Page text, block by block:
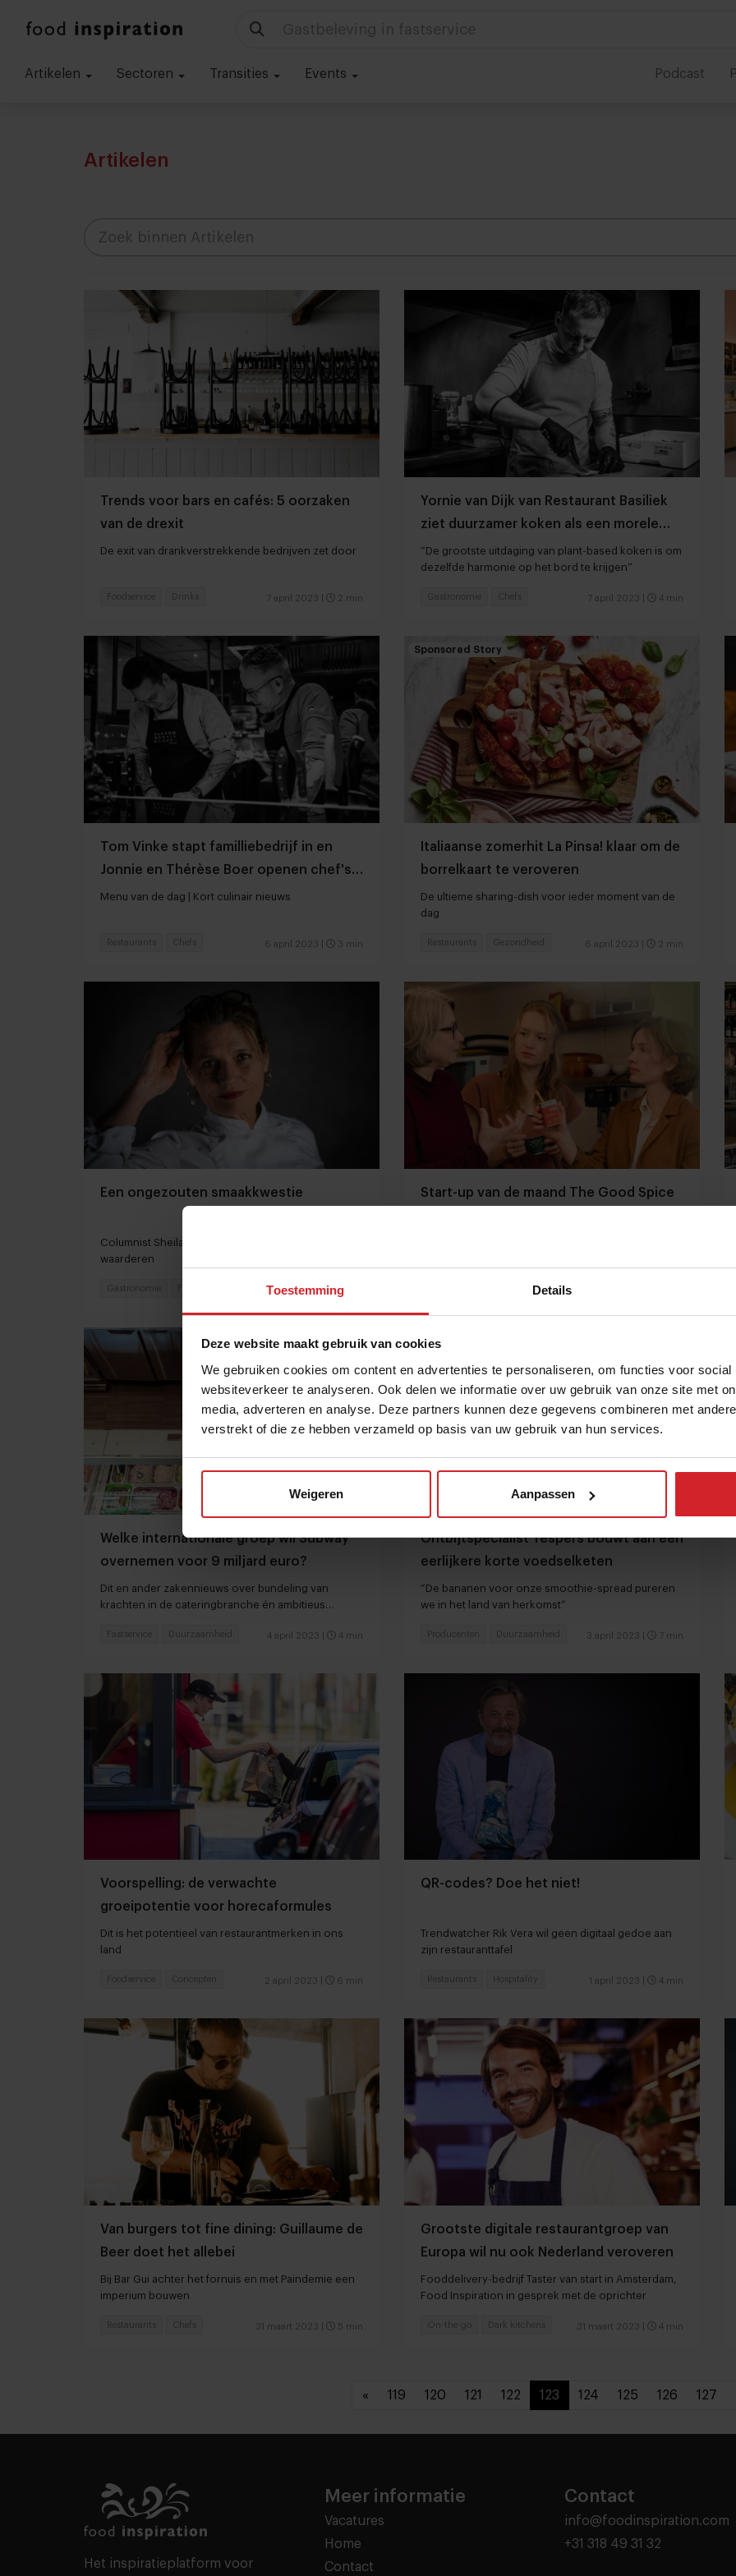
Toestemming Details
Deze website maakt gebruik van cookies
We gebruiken cookies om content en advertenties te personaliseren, om functies voor social
websiteverkeer te analyseren. Ook delen we informatie over uw gebruik van onze site met
media, adverteren en analyse. Deze partners kunnen deze gegevens combineren met
verstrekt of die ze hebben verzameld op basis van uw gebruik van hun services.
Weigeren Aanpassen
Technologie in foodservice
Artikelen Sectoren Transities Events Podcast
Artikelen
Trends voor bars en cafés: 5 oorzaken
van de drexit
De exit van drankverstrekkende bedrijven zet door
7 april 2023 2 min
Foodservice Drinks
Yornie van Dijk van Restaurant Basiliek
ziet duurzamer koken als een morele
plicht
“De grootste uitdaging van plant-based koken is om
dezelfde harmonie op het bord te krijgen”
7 april 2023 4 min
Gastronomie Chefs
Tom Vinke stapt familliebedrijf in en
Jonnie en Thérèse Boer openen chef's
table concept
Menu van de dag | Kort culinair nieuws
6 april 2023 3 min
Restaurants Chefs
Sponsored Story
Italiaanse zomerhit La Pinsa! klaar om de
borrelkaart te veroveren
De ultieme sharing-dish voor ieder moment van de
dag
6 april 2023 2 min
Restaurants Gezondheid
Een ongezouten smaakkwestie
Columnist Sheila Struyck leert de zoutmolen op tafel
waarderen
5 april 2023| 5 min
Gastronomie
Start-up van de maand The Good Spice
Welke internationale groep wil Subway
overnemen voor 9 miljard euro?
Dit en ander zakennieuws over bundeling van
krachten in de cateringbranche én ambitieus
4 april 2023 4 min
Fastservice Duurzaamheid
Ontbijtspecialist Yespers bouwt aan een
eerlijkere korte voedselketen
“De bananen voor onze smoothie-spread pureren
we in het land van herkomst”
3 april 2023 7 min
Producenten Duurzaamheid
Voorspelling: de verwachte
groeipotentie voor horecaformules
Dit is het potentieel van restaurantmerken in ons
land
2 april 2023 6 min
Foodservice Concepten
QR-codes? Doe het niet!
Trendwatcher Rik Vera wil geen digitaal gedoe aan
zijn restauranttafel
1 april 2023 4 min
Restaurants Hospitality
Van burgers tot fine dining: Guillaume de
Beer doet het allebei
Bij Bar Gui achter het fornuis en met Paindemie een
imperium bouwen
31 maart 2023 5 min
Restaurants Chefs
Grootste digitale restaurantgroep van
Europa wil nu ook Nederland veroveren
Fooddelivery-bedrijf Taster van start in Amsterdam,
Food Inspiration in gesprek met de oprichter
31 maart 2023 4 min
On-the-go Dark kitchens
« 119 120 121 122 123 124 125 126 127
Het inspiratieplatform voor
Meer informatie
Vacatures
Home
Contact
Contact
info@foodinspiration.com
+31 318 49 31 32